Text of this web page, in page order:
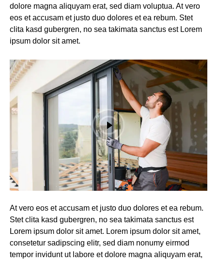
dolore magna aliquyam erat, sed diam voluptua. At vero
eos et accusam et justo duo dolores et ea rebum. Stet
clita kasd gubergren, no sea takimata sanctus est Lorem
ipsum dolor sit amet.
At vero eos et accusam et justo duo dolores et ea rebum.
Stet clita kasd gubergren, no sea takimata sanctus est
Lorem ipsum dolor sit amet. Lorem ipsum dolor sit amet,
consetetur sadipscing elitr, sed diam nonumy eirmod
tempor invidunt ut labore et dolore magna aliquyam erat,